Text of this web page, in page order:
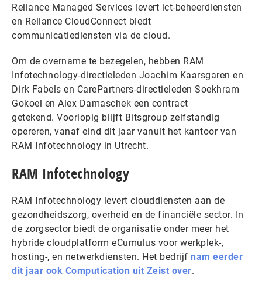
Reliance Managed Services levert ict-beheerdiensten
en Reliance CloudConnect biedt
communicatiediensten via de cloud.
Om de overname te bezegelen, hebben RAM
Infotechnology-directieleden Joachim Kaarsgaren en
Dirk Fabels en CarePartners-directieleden Soekhram
Gokoel en Alex Damaschek een contract
getekend. Voorlopig blijft Bitsgroup zelfstandig
opereren, vanaf eind dit jaar vanuit het kantoor van
RAM Infotechnology in Utrecht.
RAM Infotechnology
RAM Infotechnology levert clouddiensten aan de
gezondheidszorg, overheid en de financiële sector. In
de zorgsector biedt de organisatie onder meer het
hybride cloudplatform eCumulus voor werkplek-,
hosting-, en netwerkdiensten. Het bedrijf nam eerder
dit jaar ook Computication uit Zeist over.